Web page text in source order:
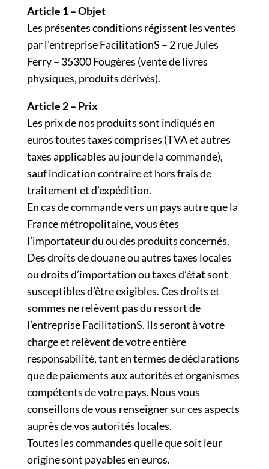
Article 1 – Objet
Les présentes conditions régissent les ventes
par l’entreprise FacilitationS – 2 rue Jules
Ferry – 35300 Fougères (vente de livres
physiques, produits dérivés).
Article 2 – Prix
Les prix de nos produits sont indiqués en
euros toutes taxes comprises (TVA et autres
taxes applicables au jour de la commande),
sauf indication contraire et hors frais de
traitement et d’expédition.
En cas de commande vers un pays autre que la
France métropolitaine, vous êtes
l’importateur du ou des produits concernés.
Des droits de douane ou autres taxes locales
ou droits d’importation ou taxes d’état sont
susceptibles d’être exigibles. Ces droits et
sommes ne relèvent pas du ressort de
l’entreprise FacilitationS. Ils seront à votre
charge et relèvent de votre entière
responsabilité, tant en termes de déclarations
que de paiements aux autorités et organismes
compétents de votre pays. Nous vous
conseillons de vous renseigner sur ces aspects
auprès de vos autorités locales.
Toutes les commandes quelle que soit leur
origine sont payables en euros.